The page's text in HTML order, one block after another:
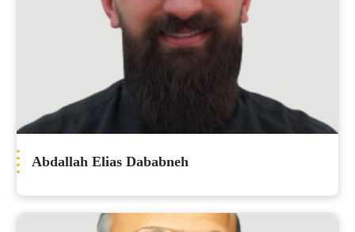
Abdallah Elias Dababneh